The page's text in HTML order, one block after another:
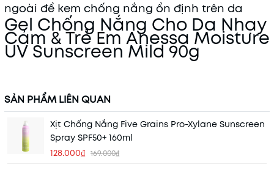
ngoài để kem chống nắng ổn định trên da
Gel Chống Nắng Cho Da Nhạy
Cảm & Trẻ Em Anessa Moisture
UV Sunscreen Mild 90g
SẢN PHẨM LIÊN QUAN
Xịt Chống Nắng Five Grains Pro-Xylane Sunscreen
Spray SPF50+ 160ml
128.000₫ 169.000₫